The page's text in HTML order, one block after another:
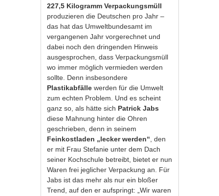
227,5 Kilogramm Verpackungsmüll
produzieren die Deutschen pro Jahr –
das hat das Umweltbundesamt im
vergangenen Jahr vorgerechnet und
dabei noch den dringenden Hinweis
ausgesprochen, dass Verpackungsmüll
wo immer möglich vermieden werden
sollte. Denn insbesondere
Plastikabfällewerden für die Umwelt
zum echten Problem. Und es scheint
ganz so, als hätte sich Patrick Jabs
diese Mahnung hinter die Ohren
geschrieben, denn in seinem
Feinkostladen „lecker werden“, den
er mit Frau Stefanie unter dem Dach
seiner Kochschule betreibt, bietet er nun
Waren frei jeglicher Verpackung an. Für
Jabs ist das mehr als nur ein bloßer
Trend, auf den er aufspringt: „Wir waren